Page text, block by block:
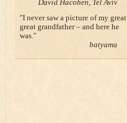
David Hacohen, Tel Aviv
I never saw a picture of my great
great grandfather – and here he
was.
batyama